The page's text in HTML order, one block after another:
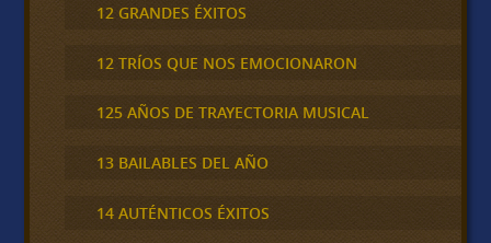
12 GRANDES ÉXITOS
12 TRÍOS QUE NOS EMOCIONARON
125 AÑOS DE TRAYECTORIA MUSICAL
13 BAILABLES DEL AÑO
14 AUTÉNTICOS ÉXITOS